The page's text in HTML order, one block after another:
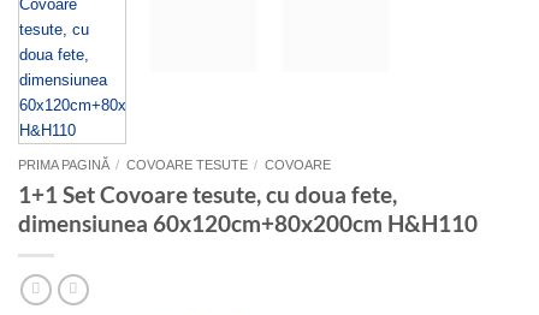
PRIMA PAGINĂ / COVOARE TESUTE / COVOARE
1+1 Set Covoare tesute, cu doua fete,
dimensiunea 60x120cm+80x200cm H&H110